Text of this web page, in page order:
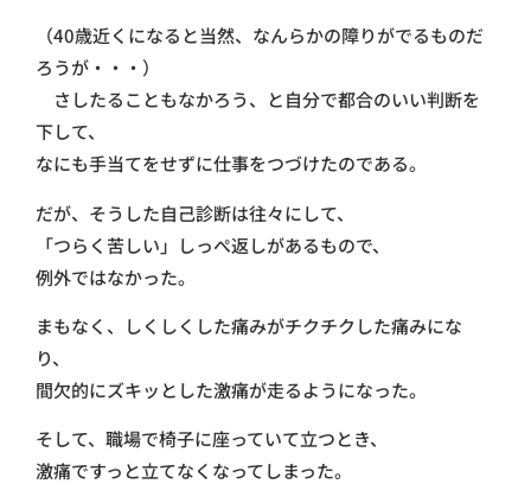
（40歳近くになると当然、なんらかの障りがでるものだ
ろうが・・・）
さしたることもなかろう、と自分で都合のいい判断を
下して、
なにも手当てをせずに仕事をつづけたのである。
だが、そうした自己診断は往々にして、
「つらく苦しい」しっぺ返しがあるもので、
例外ではなかった。
まもなく、しくしくした痛みがチクチクした痛みにな
り、
間欠的にズキッとした激痛が走るようになった。
そして、職場で椅子に座っていて立つとき、
激痛ですっと立てなくなってしまった。